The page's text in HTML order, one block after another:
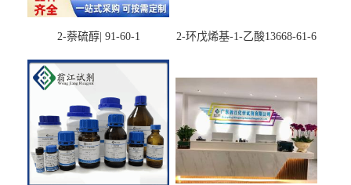
2-萘硫醇| 91-60-1 2-环戊烯基-1-乙酸13668-61-6